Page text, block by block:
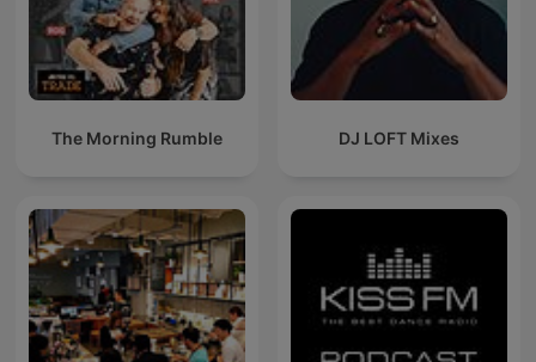
The Morning Rumble DJ LOFT Mixes